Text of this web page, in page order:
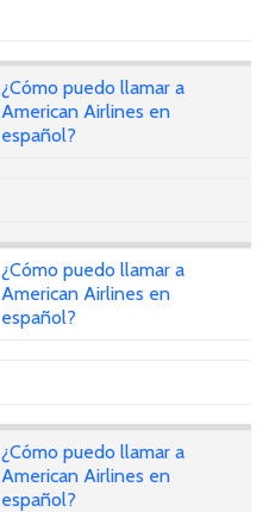
¿Cómo puedo llamar a
American Airlines en
español?
¿Cómo puedo llamar a
American Airlines en
español?
¿Cómo puedo llamar a
American Airlines en
español?